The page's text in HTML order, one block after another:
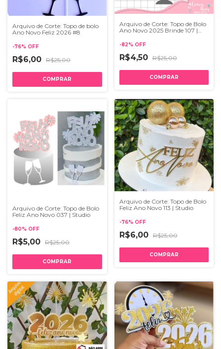
Arquivo de Corte: Topo de bolo
Ano Novo Feliz 2026 #8
-76% OFF
R$6,00 R$25,00
Arquivo de Corte: Topo de Bolo
Ano Novo 2025 Brinde 107 |
-82% OFF
R$4,50 R$25,00
Arquivo de Corte: Topo de Bolo
Feliz Ano Novo 037 | Studio
-80% OFF
R$5,00 R$25,00
Arquivo de Corte: Topo de Bolo
Feliz Ano Novo 113 | Studio
-76% OFF
R$6,00 R$25,00